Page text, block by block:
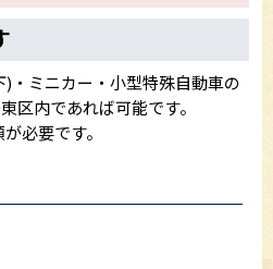
・ミニカー・小型特殊自動車の
区内であれば可能です。
が必要です。